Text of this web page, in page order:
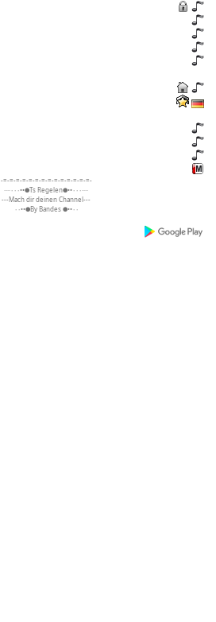
-=-=-=-=-=-=-=-=-=-=-=-=-=-=-
····٠٠٠••●Ts Regelen●••٠٠٠····
---Mach dir deinen Channel---
٠٠••●By Bandes ●••٠٠